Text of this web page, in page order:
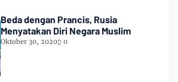
Beda dengan Prancis, Rusia
Menyatakan Diri Negara Muslim
Oktober 30, 2020 0